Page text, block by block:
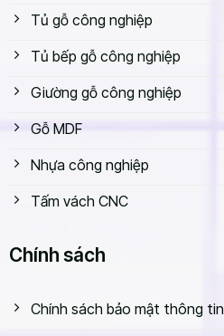
Tủ gỗ công nghiệp
Tủ bếp gỗ công nghiệp
Giường gỗ công nghiệp
Gỗ MDF
Nhựa công nghiệp
Tấm vách CNC
Chính sách
Chính sách bảo mật thông tin